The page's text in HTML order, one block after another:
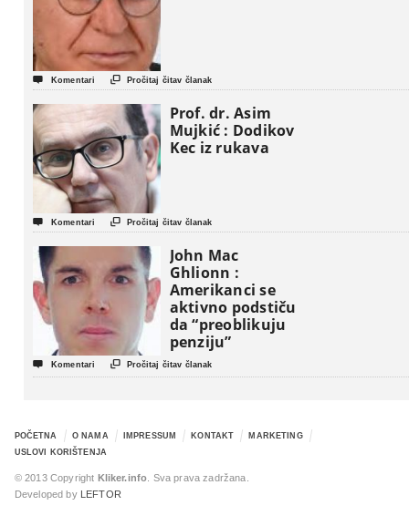
 Komentari  Pročitaj čitav članak
Prof. dr. Asim
Mujkić : Dodikov
Kec iz rukava
 Komentari  Pročitaj čitav članak
John Mac
Ghlionn :
Amerikanci se
aktivno podstiču
da “preoblikuju
penziju”
 Komentari  Pročitaj čitav članak
POČETNA O NAMA IMPRESSUM KONTAKT
MARKETING
USLOVI KORIŠTENJA
© 2013 Copyright Kliker.info . Sva prava zadržana.
Developed by
LEFTOR